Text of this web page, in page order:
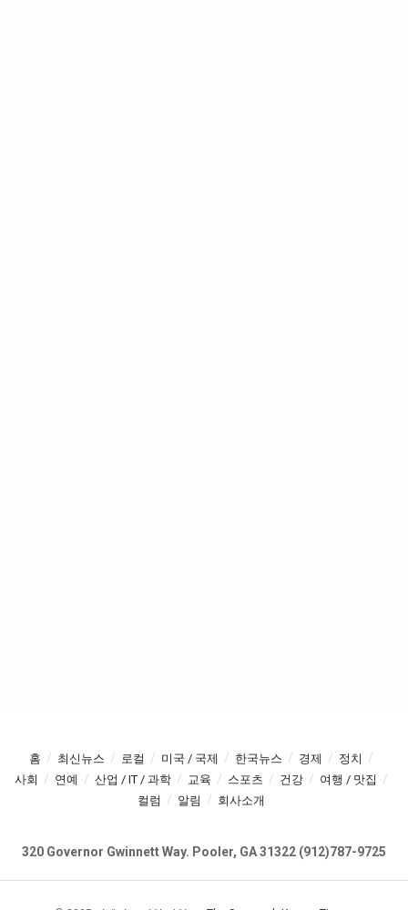
홈 최신뉴스 로컬 미국 / 국제 한국뉴스 경제
정치
사회
연예 산업 / IT / 과학 교육 스포츠 건강
여행 / 맛집
컬럼
알림 회사소개
320 Governor Gwinnett Way. Pooler, GA 31322 (912)787-9725